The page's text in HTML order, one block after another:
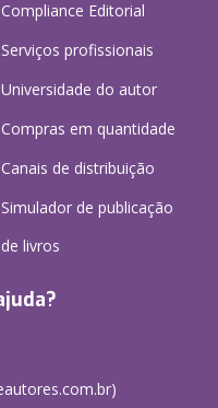
Compliance Editorial
Serviços profissionais
Universidade do autor
Compras em quantidade
Canais de distribuição
Simulador de publicação
de livros